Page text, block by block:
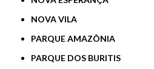
NOVA VILA
PARQUE AMAZÔNIA
PARQUE DOS BURITIS